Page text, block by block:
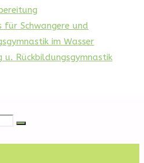
für Schwangere und
im Wasser
u. Rückbildungsgymnastik
Suche